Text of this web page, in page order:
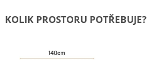
KOLIK PROSTORU POTŘEBUJE?